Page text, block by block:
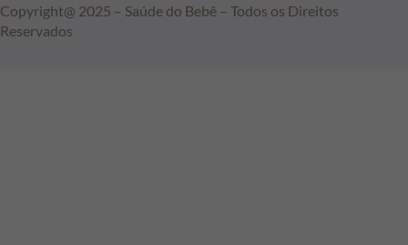
Copyright@ 2025 – Saúde do Bebê – Todos os Direitos
Reservados